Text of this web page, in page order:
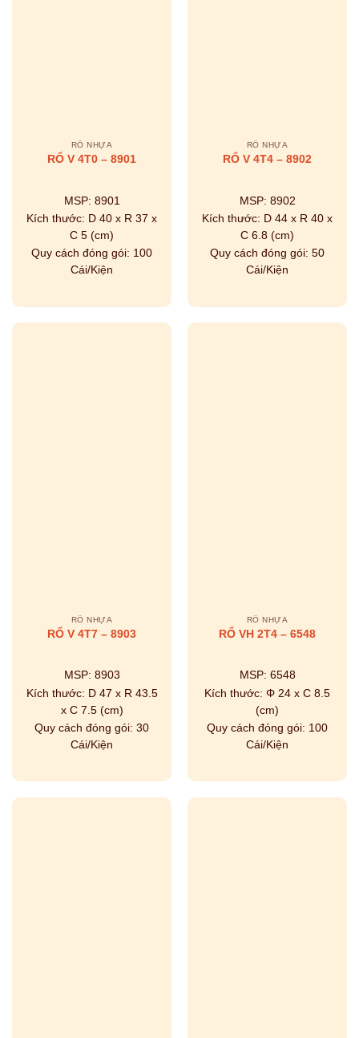
RỔ NHỰA
RỔ V 4T0 – 8901
MSP: 8901
Kích thước: D 40 x R 37 x
C 5 (cm)
Quy cách đóng gói: 100
Cái/Kiện
RỔ NHỰA
RỔ V 4T4 – 8902
MSP: 8902
Kích thước: D 44 x R 40 x
C 6.8 (cm)
Quy cách đóng gói: 50
Cái/Kiện
RỔ NHỰA
RỔ V 4T7 – 8903
MSP: 8903
Kích thước: D 47 x R 43.5
x C 7.5 (cm)
Quy cách đóng gói: 30
Cái/Kiện
RỔ NHỰA
RỔ VH 2T4 – 6548
MSP: 6548
Kích thước: Φ 24 x C 8.5
(cm)
Quy cách đóng gói: 100
Cái/Kiện